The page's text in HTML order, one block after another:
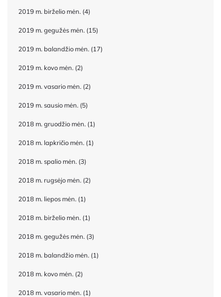
2019 m. birželio mėn. (4)
2019 m. gegužės mėn. (15)
2019 m. balandžio mėn. (17)
2019 m. kovo mėn. (2)
2019 m. vasario mėn. (2)
2019 m. sausio mėn. (5)
2018 m. gruodžio mėn. (1)
2018 m. lapkričio mėn. (1)
2018 m. spalio mėn. (3)
2018 m. rugsėjo mėn. (2)
2018 m. liepos mėn. (1)
2018 m. birželio mėn. (1)
2018 m. gegužės mėn. (3)
2018 m. balandžio mėn. (1)
2018 m. kovo mėn. (2)
2018 m. vasario mėn. (1)